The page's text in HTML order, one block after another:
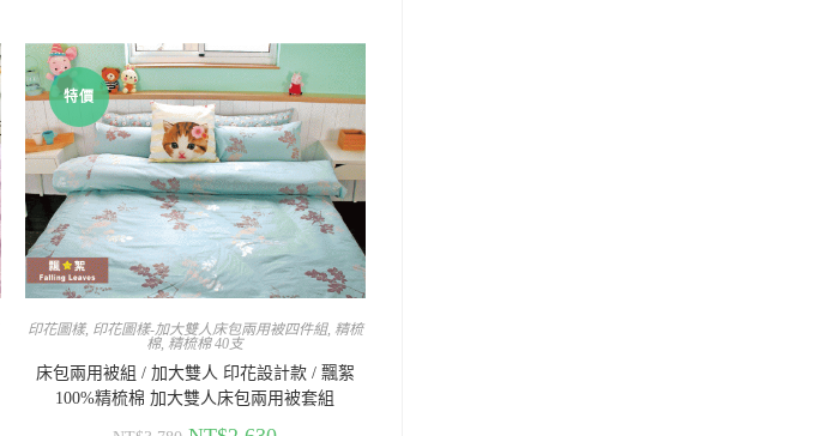
特價
印花圖樣, 印花圖樣-加大雙人床包兩用被四件組, 精梳
棉, 精梳棉 40支
床包兩用被組 / 加大雙人 印花設計款 / 飄絮
100%精梳棉 加大雙人床包兩用被套組